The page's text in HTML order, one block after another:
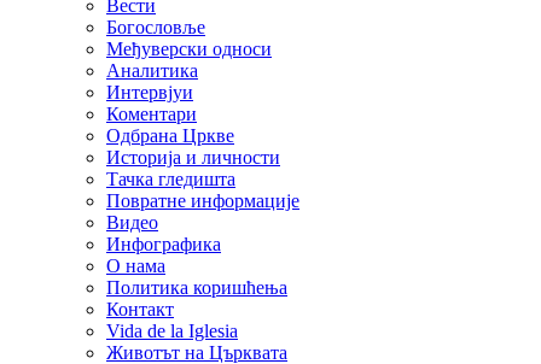
Вести
Богословље
Међуверски односи
Аналитика
Интервјуи
Коментари
Одбрана Цркве
Историја и личности
Тачка гледишта
Повратне информације
Видео
Инфографика
О нама
Политика коришћења
Контакт
Vida de la Iglesia
Животът на Църквата